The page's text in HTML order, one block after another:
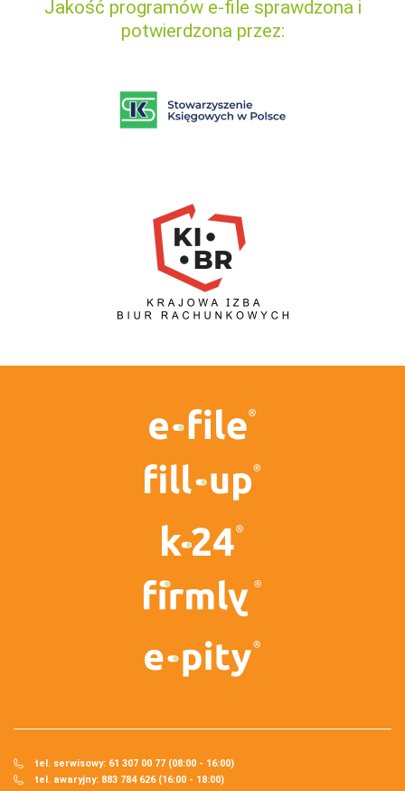
Jakość programów e-file sprawdzona i
potwierdzona przez:
tel. serwisowy: 61 307 00 77 (08:00 - 16:00)
tel. awaryjny: 883 784 626 (16:00 - 18:00)